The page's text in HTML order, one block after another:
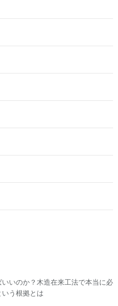
いのか？木造在来工法で本当に必
う根拠とは